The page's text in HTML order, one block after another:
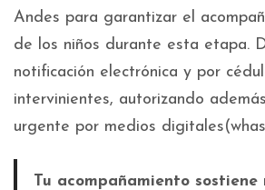
Andes para garantizar el
de los niños durante esta etapa.
notificación electrónica y por
intervinientes, autorizando
urgente por medios
Tu acompañamiento sostiene